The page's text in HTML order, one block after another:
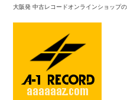
大阪発 中古レコードオンラインショップ